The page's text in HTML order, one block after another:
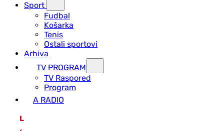
Sport
Fudbal
Košarka
Tenis
Ostali sportovi
Arhiva
TV PROGRAM
ТV Raspored
Program
A RADIO
L